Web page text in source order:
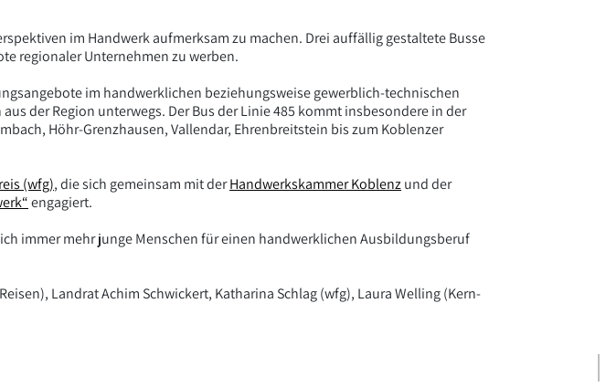
im Handwerk aufmerksam zu machen. Drei auffällig gestaltete Busse
regionaler Unternehmen zu werben.
im handwerklichen beziehungsweise gewerblich-technischen
der Region unterwegs. Der Bus der Linie 485 kommt insbesondere in der
Höhr-Grenzhausen, Vallendar, Ehrenbreitstein bis zum Koblenzer
(wfg), die sich gemeinsam mit derHandwerkskammer Koblenzund der
engagiert.
immer mehr junge Menschen für einen handwerklichen Ausbildungsberuf
Landrat Achim Schwickert, Katharina Schlag (wfg), Laura Welling (Kern-